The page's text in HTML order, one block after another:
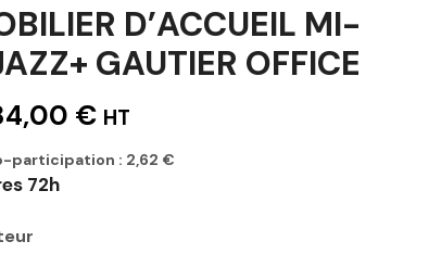
D’ACCUEIL MI-
GAUTIER OFFICE
€ HT
participation : 2,62 €
72h